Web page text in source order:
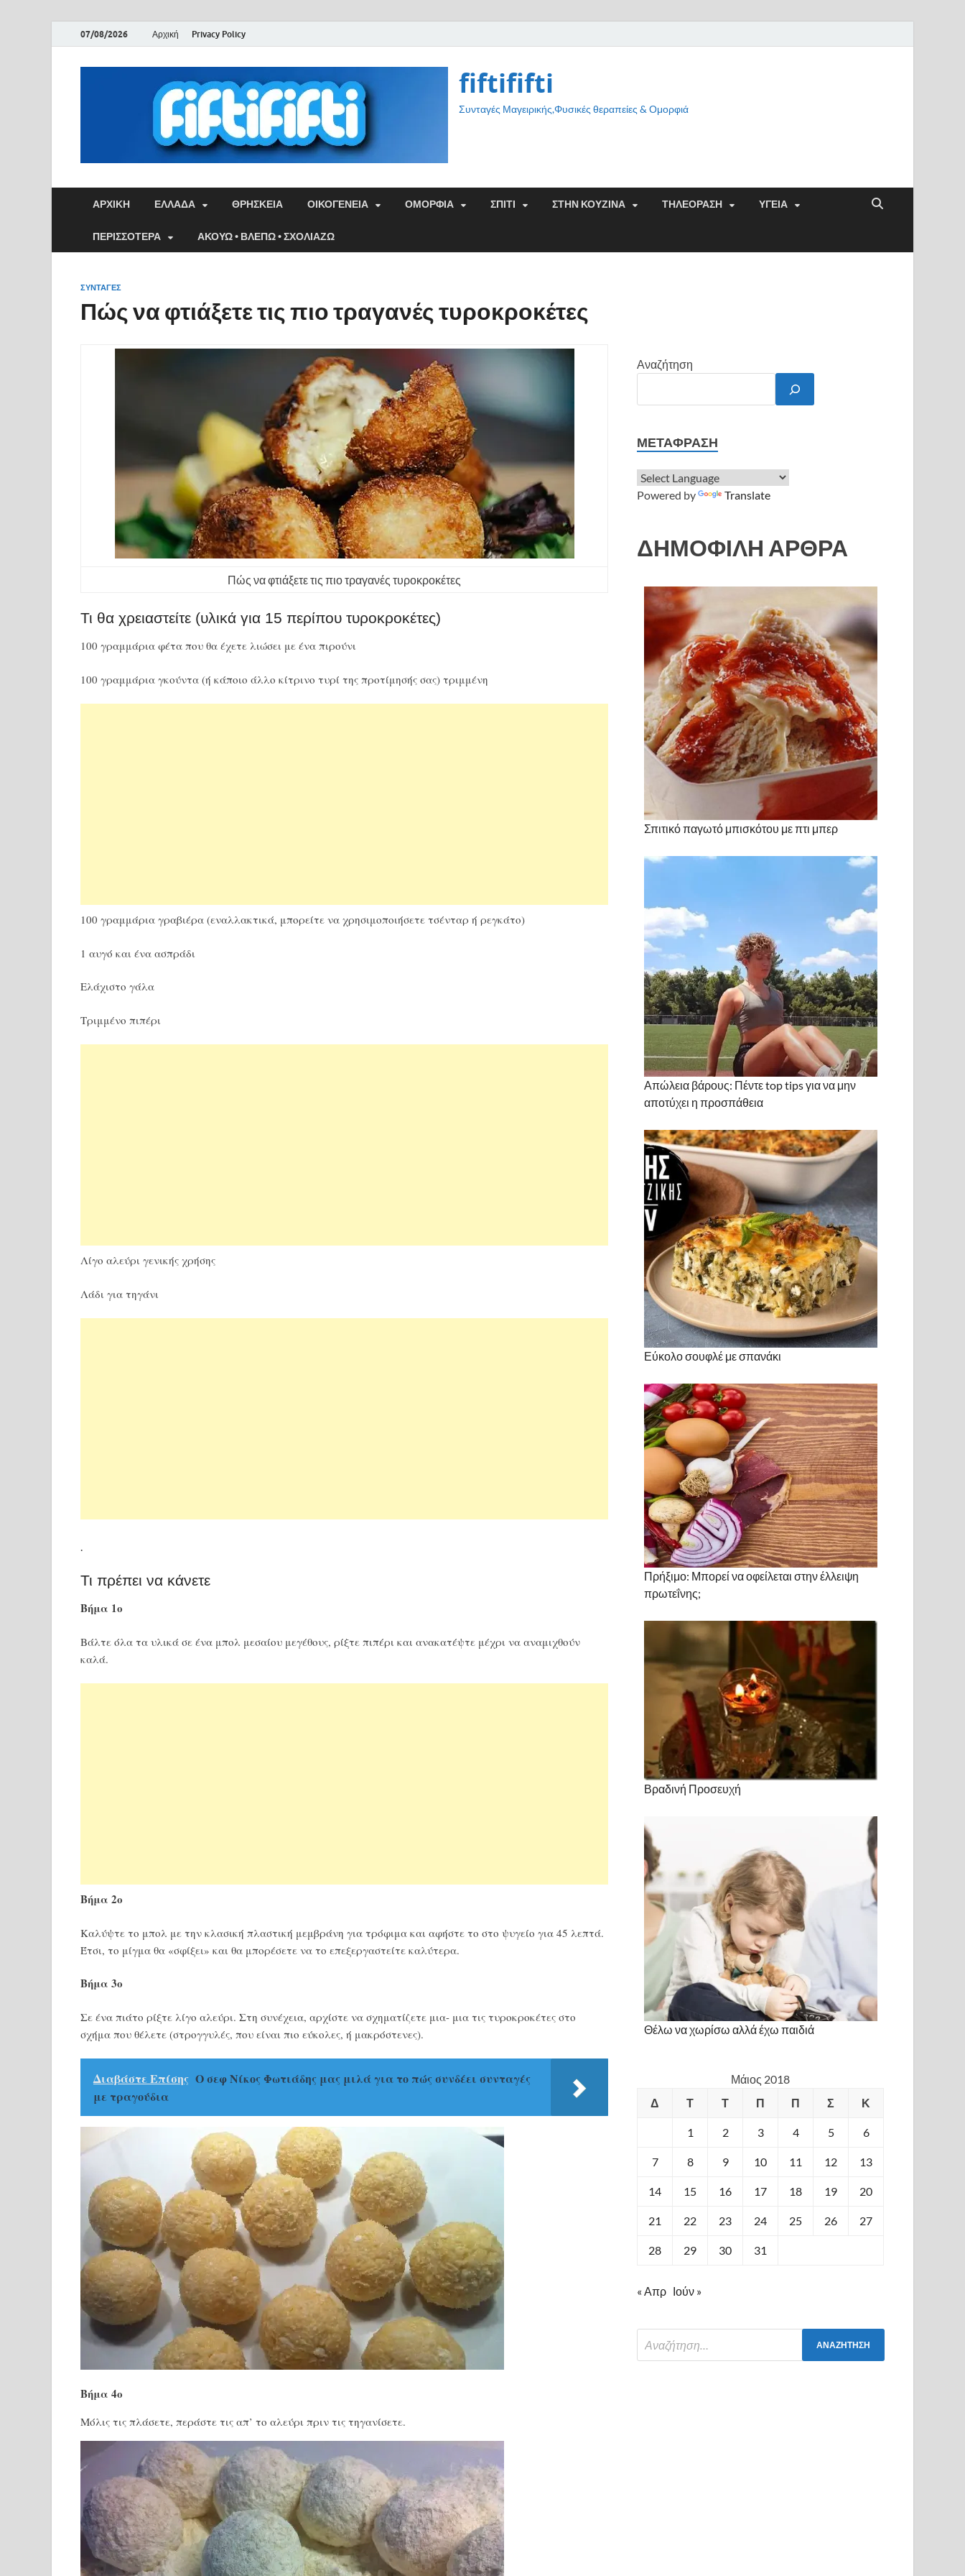
07/08/2026 Αρχική Privacy Policy
fiftififti
Συνταγές Μαγειρικής,Φυσικές θεραπείες & Ομορφιά
ΑΡΧΙΚΉ ΕΛΛΑΔΑ ΘΡΗΣΚΕΙΑ ΟΙΚΟΓΕΝΕΙΑ ΟΜΟΡΦΙΑ ΣΠΙΤΙ ΣΤΗΝ ΚΟΥΖΙΝΑ ΤΗΛΕΟΡΑΣΗ ΥΓΕΙΑ
ΠΕΡΙΣΣΟΤΕΡΑ ΑΚΟΥΩ • ΒΛΕΠΩ • ΣΧΟΛΙΑΖΩ
ΣΥΝΤΑΓΕΣ
Πώς να φτιάξετε τις πιο τραγανές τυροκροκέτες
Πώς να φτιάξετε τις πιο τραγανές τυροκροκέτες
Τι θα χρειαστείτε (υλικά για 15 περίπου τυροκροκέτες)
100 γραμμάρια φέτα που θα έχετε λιώσει με ένα πιρούνι
100 γραμμάρια γκούντα (ή κάποιο άλλο κίτρινο τυρί της προτίμησής σας) τριμμένη
100 γραμμάρια γραβιέρα (εναλλακτικά, μπορείτε να χρησιμοποιήσετε τσένταρ ή ρεγκάτο)
1 αυγό και ένα ασπράδι
Ελάχιστο γάλα
Τριμμένο πιπέρι
Λίγο αλεύρι γενικής χρήσης
Λάδι για τηγάνι
.
Τι πρέπει να κάνετε
Βήμα 1ο
Βάλτε όλα τα υλικά σε ένα μπολ μεσαίου μεγέθους, ρίξτε πιπέρι και ανακατέψτε μέχρι να αναμιχθούν
καλά.
Βήμα 2ο
Καλύψτε το μπολ με την κλασική πλαστική μεμβράνη για τρόφιμα και αφήστε το στο ψυγείο για 45 λεπτά.
Έτσι, το μίγμα θα «σφίξει» και θα μπορέσετε να το επεξεργαστείτε καλύτερα.
Βήμα 3ο
Σε ένα πιάτο ρίξτε λίγο αλεύρι. Στη συνέχεια, αρχίστε να σχηματίζετε μια- μια τις τυροκροκέτες στο
σχήμα που θέλετε (στρογγυλές, που είναι πιο εύκολες, ή μακρόστενες).
Διαβάστε Επίσης Ο σεφ Νίκος Φωτιάδης μας μιλά για το πώς συνδέει συνταγές
με τραγούδια
Βήμα 4ο
Μόλις τις πλάσετε, περάστε τις απ’ το αλεύρι πριν τις τηγανίσετε.
Αναζήτηση
ΜΕΤΆΦΡΑΣΗ
Powered by Translate
ΔΗΜΟΦΙΛΗ ΑΡΘΡΑ
Σπιτικό παγωτό μπισκότου με πτι μπερ
Απώλεια βάρους: Πέντε top tips για να μην
αποτύχει η προσπάθεια
Εύκολο σουφλέ με σπανάκι
Πρήξιμο: Μπορεί να οφείλεται στην έλλειψη
πρωτεΐνης;
Βραδινή Προσευχή
Θέλω να χωρίσω αλλά έχω παιδιά
Μάιος 2018
Δ
Τ Τ Π Π Σ Κ
1 2 3 4 5 6
7 8 9 10 11 12 13
14 15 16 17 18 19 20
21 22 23 24 25 26 27
28 29 30 31
« Απρ Ιούν »